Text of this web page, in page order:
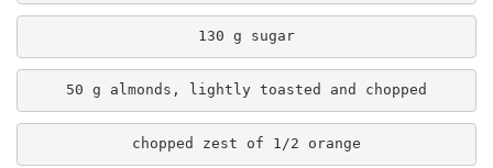
130 g sugar
50 g almonds, lightly toasted and chopped
chopped zest of 1/2 orange